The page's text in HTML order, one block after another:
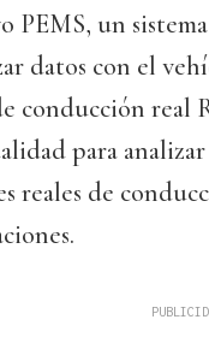
PEMS, un
datos con el
conducción real
para
reales de